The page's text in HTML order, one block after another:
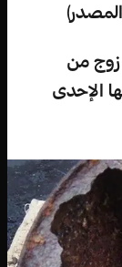
المصدر)
زوج من
الإحدى